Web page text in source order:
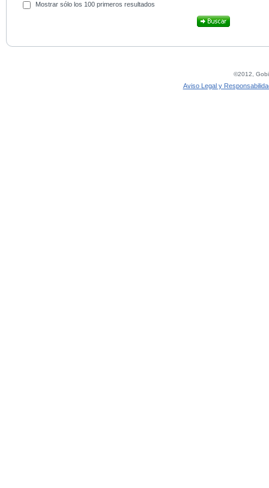
Mostrar sólo los 100 primeros resultados
©2012,
Aviso Legal y